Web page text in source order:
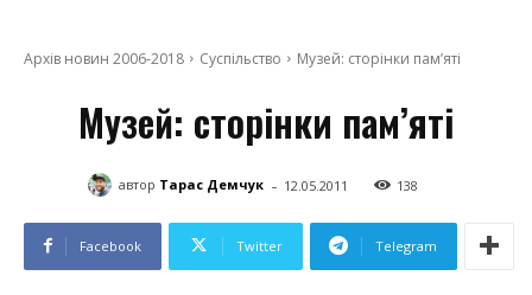
Архів новин 2006-2018 Суспільство Музей: сторінки пам’яті
Музей: сторінки пам’яті
автор Тарас Демчук - 12.05.2011 138
Facebook Twitter Telegram